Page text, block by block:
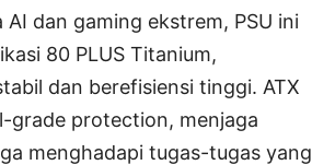
dan gaming ekstrem, PSU ini
80 PLUS Titanium,
dan berefisiensi tinggi. ATX
grade protection, menjaga
menghadapi tugas-tugas yang